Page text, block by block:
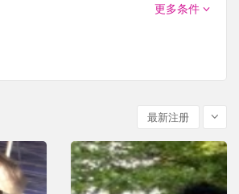
更多条件
最新注册